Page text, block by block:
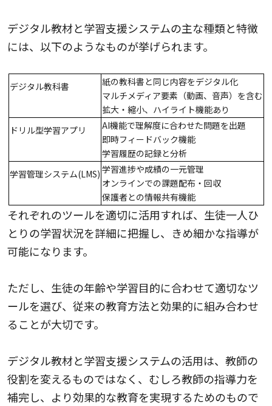
デジタル教材と学習支援システムの主な種類と特徴
には、以下のようなものが挙げられます。
デジタル教科書
紙の教科書と同じ内容をデジタル化
マルチメディア要素（動画、音声）を含む
拡大・縮小、ハイライト機能あり
ドリル型学習アプリ
AI機能で理解度に合わせた問題を出題
即時フィードバック機能
学習履歴の記録と分析
学習管理システム(LMS) 学習進捗や成績の一元管理
オンラインでの課題配布・回収
保護者との情報共有機能
それぞれのツールを適切に活用すれば、生徒一人ひ
とりの学習状況を詳細に把握し、きめ細かな指導が
可能になります。
ただし、生徒の年齢や学習目的に合わせて適切なツ
ールを選び、従来の教育方法と効果的に組み合わせ
ることが大切です。
デジタル教材と学習支援システムの活用は、教師の
役割を変えるものではなく、むしろ教師の指導力を
補完し、より効果的な教育を実現するためのもので